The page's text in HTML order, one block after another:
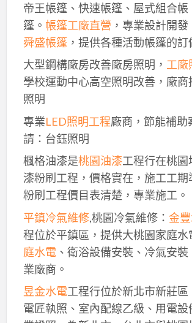
帝王帳篷、快速帳篷、屋式組合帳
篷。 帳篷工廠直營 ，專業設計開
舜盛帳篷，提供各種活動帳篷的訂
大型鋼構廠房改善廠房照明， 工廠
學校運動中心高空照明改善，廠商
照明
專業LED照明工程廠商，節能補助
請：台鈺照明
楓格油漆是桃園油漆工程行在桃園
漆粉刷工程，價格實在，施工工期
粉刷工程價目表清楚，專業施工。
平鎮冷氣維修,桃園冷氣維修： 金
程位於平鎮區，提供大桃園家庭水
庭水電、衛浴設備安裝、冷氣安裝
業廠商。
昱金水電工程行位於新北市新莊區
電匠執照、室內配線乙級、用電設